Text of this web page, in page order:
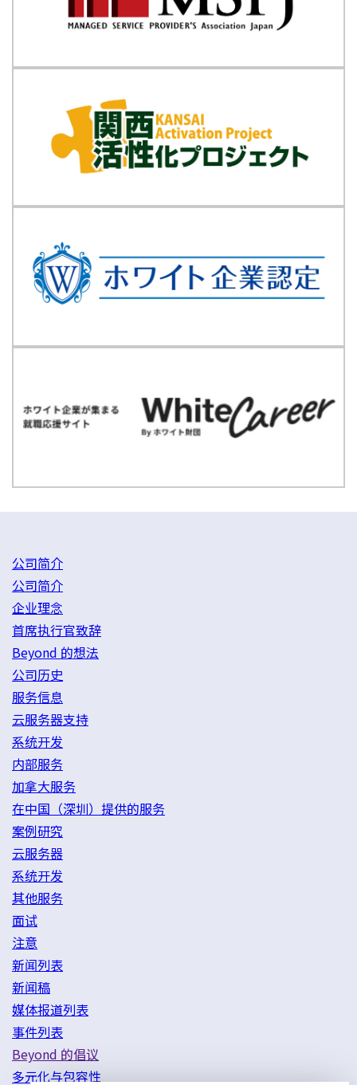
公司简介
公司简介
企业理念
首席执行官致辞
Beyond 的想法
公司历史
服务信息
云服务器支持
系统开发
内部服务
加拿大服务
在中国（深圳）提供的服务
案例研究
云服务器
系统开发
其他服务
面试
注意
新闻列表
新闻稿
媒体报道列表
事件列表
Beyond 的倡议
多元化与包容性